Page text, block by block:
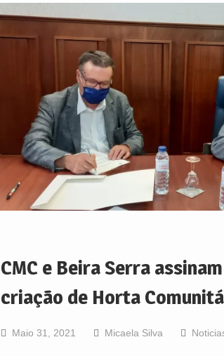
CMC e Beira Serra
criação de Horta
Maio 31, 2021 Micaela Silva